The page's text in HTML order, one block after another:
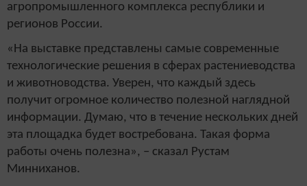
агропромышленного комплекса республики и
регионов России.
«На выставке представлены самые современные
технологические решения в сферах растениеводства
и животноводства. Уверен, что каждый здесь
получит огромное количество полезной наглядной
информации. Думаю, что в течение нескольких дней
эта площадка будет востребована. Такая форма
работы очень полезна», – сказал Рустам
Минниханов.